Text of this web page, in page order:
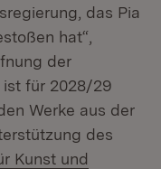
das Pia
hat“,
der
ist für 2028/29
Werke aus der
des
Kunst und